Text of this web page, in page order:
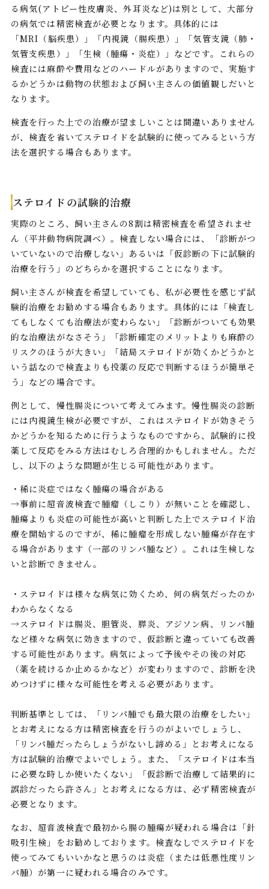
る病気(アトピー性皮膚炎、外耳炎など)は別として、大部分
の病気では精密検査が必要となります。具体的には
「MRI（脳疾患）」「内視鏡（腸疾患）」「気管支鏡（肺・
気管支疾患）」「生検（腫瘍・炎症）」などです。これらの
検査には麻酔や費用などのハードルがありますので、実施す
るかどうかは動物の状態および飼い主さんの価値観しだいと
なります。
検査を行った上での治療が望ましいことは間違いありません
が、検査を省いてステロイドを試験的に使ってみるという方
法を選択する場合もあります。
ステロイドの試験的治療
実際のところ、飼い主さんの8割は精密検査を希望されませ
ん（平井動物病院調べ）。検査しない場合には、「診断がつ
いていないので治療しない」あるいは「仮診断の下に試験的
治療を行う」のどちらかを選択することになります。
飼い主さんが検査を希望していても、私が必要性を感じず試
験的治療をお勧めする場合もあります。具体的には「検査し
てもしなくても治療法が変わらない」「診断がついても効果
的な治療法がなさそう」「診断確定のメリットよりも麻酔の
リスクのほうが大きい」「結局ステロイドが効くかどうかと
いう話なので検査よりも投薬の反応で判断するほうが簡単そ
う」などの場合です。
例として、慢性腸炎について考えてみます。慢性腸炎の診断
には内視鏡生検が必要ですが、これはステロイドが効きそう
かどうかを知るために行うようなものですから、試験的に投
薬して反応をみる方法はむしろ合理的かもしれません。ただ
し、以下のような問題が生じる可能性があります。
・稀に炎症ではなく腫瘍の場合がある
→事前に超音波検査で腫瘤（しこり）が無いことを確認し、
腫瘍よりも炎症の可能性が高いと判断した上でステロイド治
療を開始するのですが、稀に腫瘤を形成しない腫瘍が存在す
る場合があります（一部のリンパ腫など）。これは生検しな
いと診断できません。
・ステロイドは様々な病気に効くため、何の病気だったのか
わからなくなる
→ステロイドは腸炎、胆管炎、膵炎、アジソン病、リンパ腫
など様々な病気に効きますので、仮診断と違っていても改善
する可能性があります。病気によって予後やその後の対応
（薬を続けるか止めるかなど）が変わりますので、診断を決
めつけずに様々な可能性を考える必要があります。
判断基準としては、「リンパ腫でも最大限の治療をしたい」
とお考えになる方は精密検査を行うのがよいでしょうし、
「リンパ腫だったらしょうがないし諦める」とお考えになる
方は試験的治療でよいでしょう。また、「ステロイドは本当
に必要な時しか使いたくない」「仮診断で治療して結果的に
誤診だったら許さん」とお考えになる方は、必ず精密検査が
必要となります。
なお、超音波検査で最初から腸の腫瘍が疑われる場合は「針
吸引生検」をお勧めしております。検査なしでステロイドを
使ってみてもいいかなと思うのは炎症（または低悪性度リン
パ腫）が第一に疑われる場合のみです。